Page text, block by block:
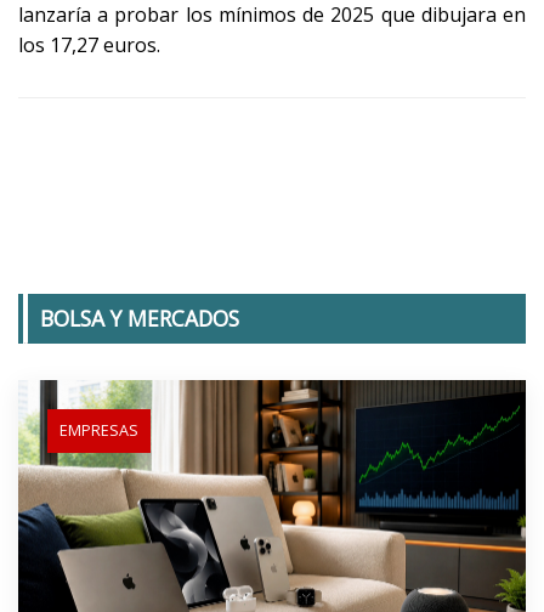
lanzaría a probar los mínimos de 2025 que dibujara en
los 17,27 euros.
BOLSA Y MERCADOS
EMPRESAS